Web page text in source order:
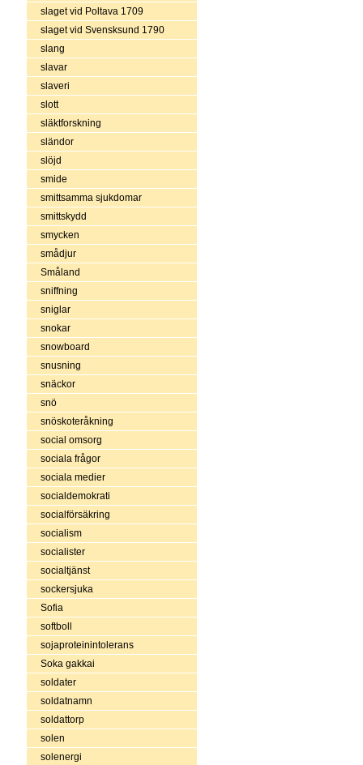
slaget vid Poltava 1709
slaget vid Svensksund 1790
slang
slavar
slaveri
slott
släktforskning
sländor
slöjd
smide
smittsamma sjukdomar
smittskydd
smycken
smådjur
Småland
sniffning
sniglar
snokar
snowboard
snusning
snäckor
snö
snöskoteråkning
social omsorg
sociala frågor
sociala medier
socialdemokrati
socialförsäkring
socialism
socialister
socialtjänst
sockersjuka
Sofia
softboll
sojaproteinintolerans
Soka gakkai
soldater
soldatnamn
soldattorp
solen
solenergi